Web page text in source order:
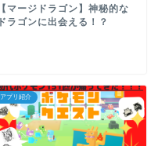
【マージドラゴン】神秘的な
ドラゴンに出会える！？
アプリ紹介